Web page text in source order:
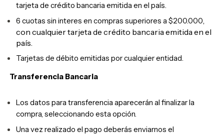
tarjeta de crédito bancaria emitida en el país.
6 cuotas sin interes en compras superiores a $200.000,
con cualquier tarjeta de crédito bancaria emitida en el
país.
Tarjetas de débito emitidas por cualquier entidad.
Transferencia Bancaria
Los datos para transferencia aparecerán al finalizar la
compra, seleccionando esta opción.
Una vez realizado el pago deberás enviarnos el